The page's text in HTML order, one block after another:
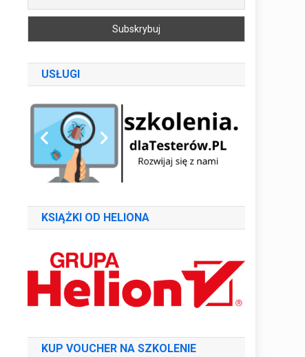
USŁUGI
KSIĄŻKI OD HELIONA
KUP VOUCHER NA SZKOLENIE